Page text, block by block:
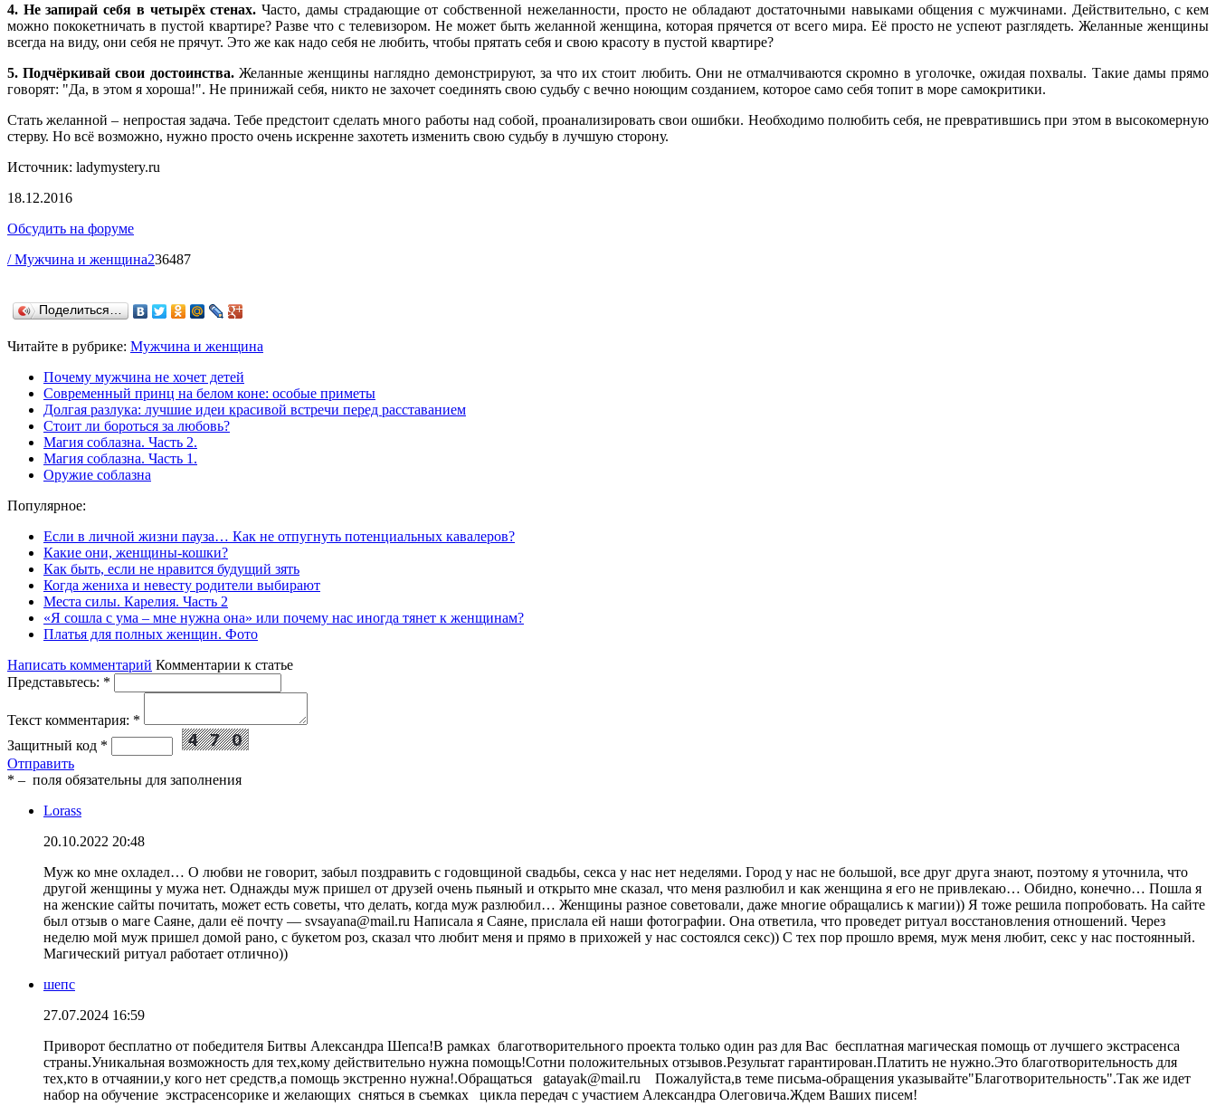
4. Не запирай себя в четырёх стенах.Часто, дамы страдающие от собственной нежеланности, просто не обладают достаточными навыками общения с мужчинами. Действительно, с кем
можно пококетничать в пустой квартире? Разве что с телевизором. Не может быть желанной женщина, которая прячется от всего мира. Её просто не успеют разглядеть. Желанные женщины
всегда на виду, они себя не прячут. Это же как надо себя не любить, чтобы прятать себя и свою красоту в пустой квартире?
5. Подчёркивай свои достоинства. Желанные женщины наглядно демонстрируют, за что их стоит любить. Они не отмалчиваются скромно в уголочке, ожидая похвалы. Такие дамы прямо
говорят: "Да, в этом я хороша!". Не принижай себя, никто не захочет соединять свою судьбу с вечно ноющим созданием, которое само себя топит в море самокритики.
Стать желанной – непростая задача. Тебе предстоит сделать много работы над собой, проанализировать свои ошибки. Необходимо полюбить себя, не превратившись при этом в высокомерную
стерву. Но всё возможно, нужно просто очень искренне захотеть изменить свою судьбу в лучшую сторону.
Источник: ladymystery.ru
18.12.2016
Обсудить на форуме
/ Мужчина и женщина236487
Поделиться…
Читайте в рубрике: Мужчина и женщина
Почему мужчина не хочет детей
Современный принц на белом коне: особые приметы
Долгая разлука: лучшие идеи красивой встречи перед расставанием
Стоит ли бороться за любовь?
Магия соблазна. Часть 2.
Магия соблазна. Часть 1.
Оружие соблазна
Популярное:
Если в личной жизни пауза… Как не отпугнуть потенциальных кавалеров?
Какие они, женщины-кошки?
Как быть, если не нравится будущий зять
Когда жениха и невесту родители выбирают
Места силы. Карелия. Часть 2
«Я сошла с ума – мне нужна она» или почему нас иногда тянет к женщинам?
Платья для полных женщин. Фото
Написать комментарий Комментарии к статье
Представьтесь: *
Текст комментария: *
Защитный код *
Отправить
* – поля обязательны для заполнения
Lorass
20.10.2022 20:48
Муж ко мне охладел… О любви не говорит, забыл поздравить с годовщиной свадьбы, секса у нас нет неделями. Город у нас не большой, все друг друга знают, поэтому я уточнила, что
другой женщины у мужа нет. Однажды муж пришел от друзей очень пьяный и открыто мне сказал, что меня разлюбил и как женщина я его не привлекаю… Обидно, конечно… Пошла я
на женские сайты почитать, может есть советы, что делать, когда муж разлюбил… Женщины разное советовали, даже многие обращались к магии)) Я тоже решила попробовать. На сайте
был отзыв о маге Саяне, дали её почту — svsayana@mail.ru Написала я Саяне, прислала ей наши фотографии. Она ответила, что проведет ритуал восстановления отношений. Через
неделю мой муж пришел домой рано, с букетом роз, сказал что любит меня и прямо в прихожей у нас состоялся секс)) С тех пор прошло время, муж меня любит, секс у нас постоянный.
Магический ритуал работает отлично))
шепс
27.07.2024 16:59
Приворот бесплатно от победителя Битвы Александра Шепса!В рамках благотворительного проекта только один раз для Вас бесплатная магическая помощь от лучшего экстрасенса
страны.Уникальная возможность для тех,кому действительно нужна помощь!Сотни положительных отзывов.Результат гарантирован.Платить не нужно.Это благотворительность для
тех,кто в отчаянии,у кого нет средств,а помощь экстренно нужна!.Обращаться gatayak@mail.ru Пожалуйста,в теме письма-обращения указывайте"Благотворительность".Так же идет
набор на обучение экстрасенсорике и желающих сняться в съемках цикла передач с участием Александра Олеговича.Ждем Ваших писем!